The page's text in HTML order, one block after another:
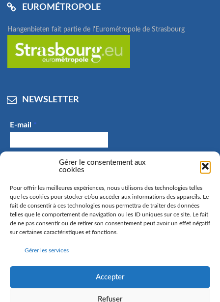
Gérer le consentement aux
cookies
Pour offrir les meilleures expériences, nous utilisons des technologies telles
que les cookies pour stocker et/ou accéder aux informations des appareils. Le
fait de consentir à ces technologies nous permettra de traiter des données
telles que le comportement de navigation ou les ID uniques sur ce site. Le fait
de ne pas consentir ou de retirer son consentement peut avoir un effet négatif
sur certaines caractéristiques et fonctions.
Gérer les services
Accepter
Refuser
EUROMÉTROPOLE
Hangenbieten fait partie de l'Eurométropole de Strasbourg
NEWSLETTER
E-mail *
J'accepte de recevoir des e-mails et confirme avoir
pris connaissance de la politique de confidentialité.
La commune de Hangenbieten collecte votre adresse mail
afin de vous envoyer notre lettre d’information. Vous
en savoir plus sur la gestion de vos données personnelles
et pour exercer vos droits, rendez-vous sur la page
politique de confidentialité